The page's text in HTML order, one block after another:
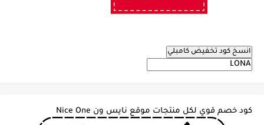
انسخ كود تخفيض كامبلي
كود خصم قوي لكل منتجات موقع نايس ون Nice One